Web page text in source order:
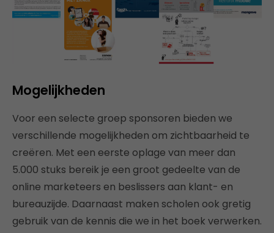
Mogelijkheden
Voor een selecte groep sponsoren bieden we
verschillende mogelijkheden om zichtbaarheid te
creëren. Met een eerste oplage van meer dan
5.000 stuks bereik je een groot gedeelte van de
online marketeers en beslissers aan klant- en
bureauzijde. Daarnaast maken scholen ook gretig
gebruik van de kennis die we in het boek verwerken.